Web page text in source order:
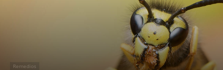
Remedios